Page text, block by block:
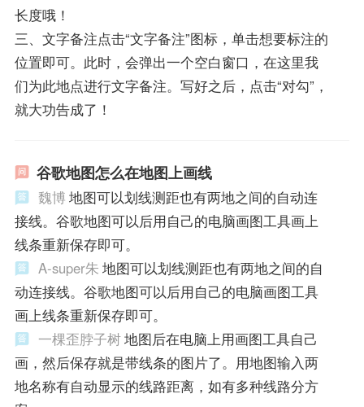
长度哦！
三、文字备注点击“文字备注”图标，单击想要标注的
位置即可。此时，会弹出一个空白窗口，在这里我
们为此地点进行文字备注。写好之后，点击“对勾”，
就大功告成了！
谷歌地图怎么在地图上画线
魏博 地图可以划线测距也有两地之间的自动连
接线。谷歌地图可以后用自己的电脑画图工具画上
线条重新保存即可。
A-super朱 地图可以划线测距也有两地之间的自
动连接线。谷歌地图可以后用自己的电脑画图工具
画上线条重新保存即可。
一棵歪脖子树地图后在电脑上用画图工具自己
画，然后保存就是带线条的图片了。用地图输入两
地名称有自动显示的线路距离，如有多种线路分方